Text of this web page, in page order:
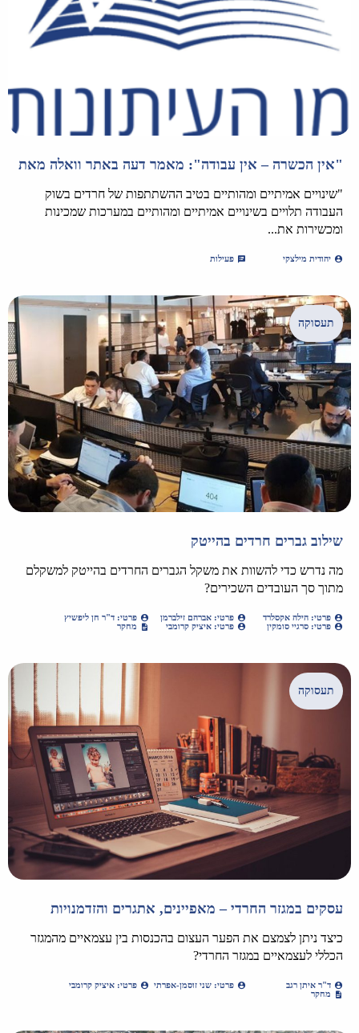
"אין הכשרה – אין עבודה": מאמר דעה באתר וואלה מאת
"שינויים אמיתיים ומהותיים בטיב ההשתתפות של חרדים בשוק
העבודה תלויים בשינויים אמיתיים ומהותיים במערכות שמכינות
ומכשירות את...
יהודית מילצקי פעילות
שילוב גברים חרדים בהייטק
מה נדרש כדי להשוות את משקל הגברים החרדים בהייטק למשקלם
מתוך סך העובדים השכירים?
פרטי: הילה אקסלרד פרטי: אברהם זילברמן
פרטי: ד"ר חן ליפשיץ
פרטי: סרגיי סומקין
פרטי: איציק קרומבי מחקר
תעסוקה
עסקים במגזר החרדי – מאפיינים, אתגרים והזדמנויות
כיצד ניתן לצמצם את הפער העצום בהכנסות בין עצמאיים מהמגזר
הכללי לעצמאיים במגזר החרדי?
ד"ר איתן רגב פרטי: שני זוסמן-אפרתי
פרטי: איציק קרומבי
מחקר
תעסוקה